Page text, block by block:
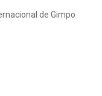
de Gimpo